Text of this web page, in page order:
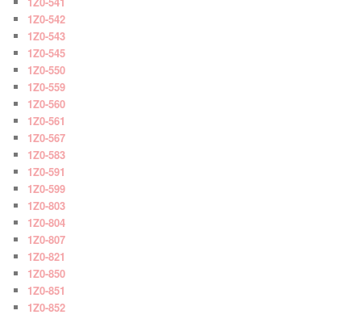
1Z0-542
1Z0-543
1Z0-545
1Z0-550
1Z0-559
1Z0-560
1Z0-561
1Z0-567
1Z0-583
1Z0-591
1Z0-599
1Z0-803
1Z0-804
1Z0-807
1Z0-821
1Z0-850
1Z0-851
1Z0-852